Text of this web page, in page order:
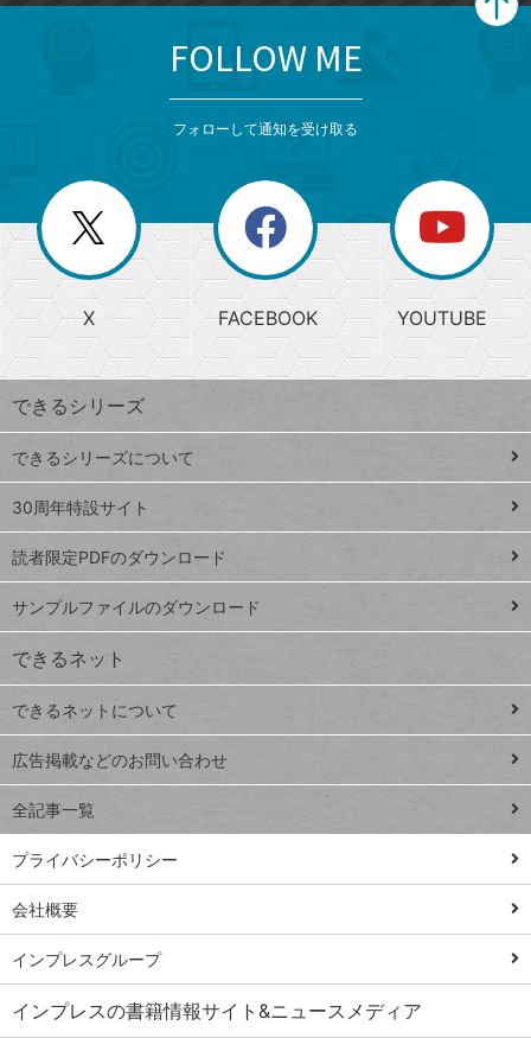
じ
る
search
検
索
上
昇
ワ
ー
ド
Google
スプレ
ッドシ
ート
iPhone
VLOOKUP
close
閉じ
る
閉
じ
る
ー
か
ら
探
す
ト
ッ
プ
ペ
ジ
連載
Excel Q&A
トイアンナ流仕
事術
PowerAutomate
ではじめる業務
の完全自動化
AI議事録作成術
Windows 11
Q&A
Teams踏み込み
FOLLOW ME
フォローして通知を受け取る
X FACEBOOK YOUTUBE
できるシリーズ
できるシリーズについて
30周年特設サイト
読者限定PDFのダウンロード
サンプルファイルのダウンロード
できるネット
できるネットについて
広告掲載などのお問い合わせ
全記事一覧
プライバシーポリシー
会社概要
インプレスグループ
インプレスの書籍情報サイト&ニュースメディア